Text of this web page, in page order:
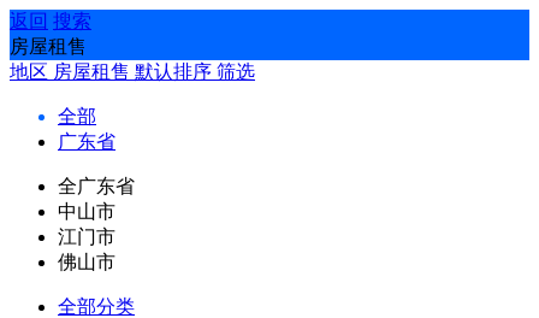
返回 搜索
房屋租售
地区 房屋租售 默认排序 筛选
全部
广东省
全广东省
中山市
江门市
佛山市
全部分类